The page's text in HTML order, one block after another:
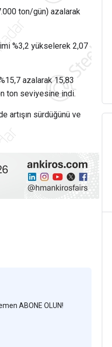
ton/gün) azalarak
%3,2 yükselerek 2,07
azalarak 15,83
ton seviyesine indi.
artışın sürdüğünü ve
ABONE OLUN!